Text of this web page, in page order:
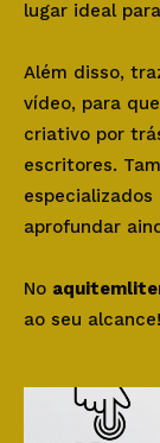
lugar ideal
Além disso,
vídeo, para
criativo por
escritores.
aprofundar
No
ao seu alcance!